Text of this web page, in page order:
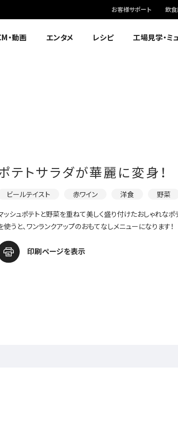
お客様サポート 飲
・動画 エンタメ レシピ 工場見学・ミ
テトサラダが華麗に変身！
ビールテイスト 赤ワイン 洋食 野菜
ッシュポテトと野菜を重ねて美しく盛り付けたおしゃれなポ
使うと、ワンランクアップのおもてなしメニューになります！
印刷ページを表示